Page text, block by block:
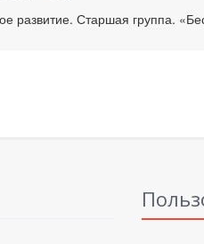
развитие. Старшая группа.